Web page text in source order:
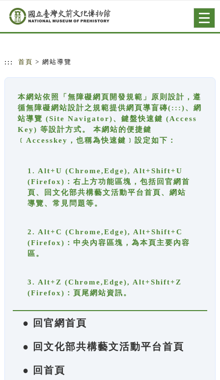
跳到主要內容
網站導覽
::: 首頁 > 網站導覽
本網站依照「無障礙網頁開發規範」原則設計，遵
循無障礙網站設計之規範提供網頁導盲磚(:::)、網
站導覽 (Site Navigator)、鍵盤快速鍵 (Access
Key) 等設計方式。 本網站的便捷鍵
﹝Accesskey，也稱為快速鍵﹞設定如下：
1. Alt+U (Chrome,Edge), Alt+Shift+U
(Firefox)：右上方功能區塊，包括回官網首
頁、回文化部共構藝文活動平台首頁、網站
導覽、常見問題等。
2. Alt+C (Chrome,Edge), Alt+Shift+C
(Firefox)：中央內容區塊，為本頁主要內容
區。
3. Alt+Z (Chrome,Edge), Alt+Shift+Z
(Firefox)：頁尾網站資訊。
● 回官網首頁
● 回文化部共構藝文活動平台首頁
● 回首頁